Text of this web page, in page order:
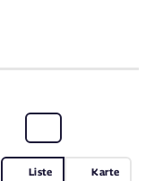
Liste Karte